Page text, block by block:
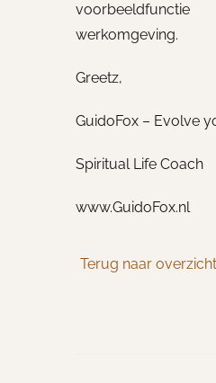
werkomgeving.
Greetz,
GuidoFox – Evolve
Spiritual Life Coach
www.GuidoFox.nl
Terug naar overzicht